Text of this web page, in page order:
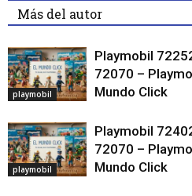
Más del autor
playmobil
Playmobil
72070 –
Mundo Click
playmobil
Playmobil
72070 –
Mundo Click